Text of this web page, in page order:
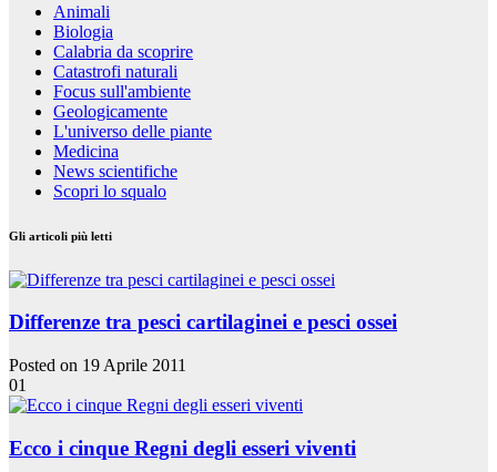
Animali
Biologia
Calabria da scoprire
Catastrofi naturali
Focus sull'ambiente
Geologicamente
L'universo delle piante
Medicina
News scientifiche
Scopri lo squalo
Gli articoli più letti
Differenze tra pesci cartilaginei e pesci ossei
Posted on 19 Aprile 2011
01
Ecco i cinque Regni degli esseri viventi